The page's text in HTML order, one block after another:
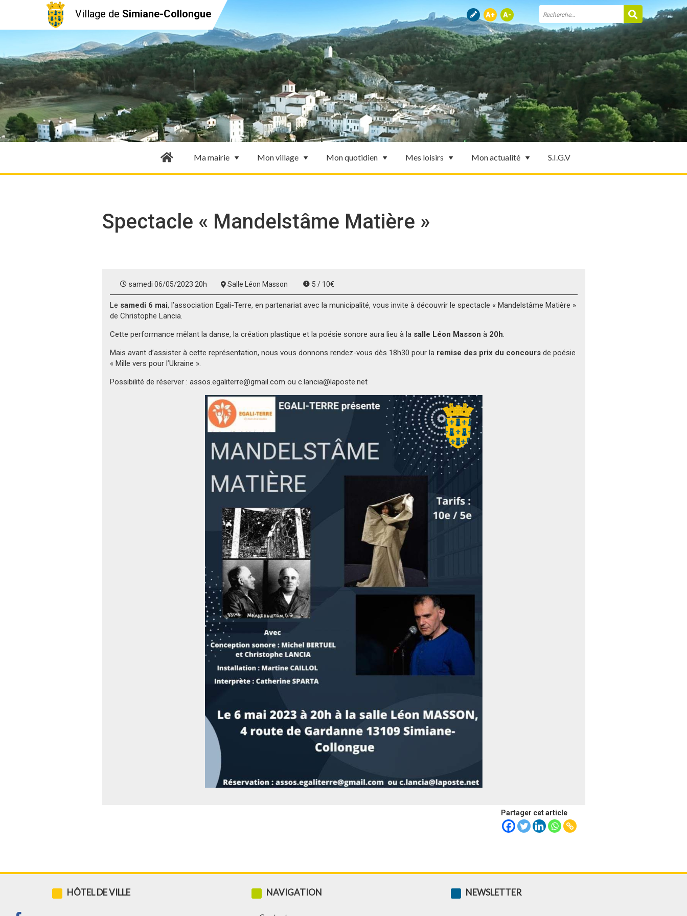
Village de Simiane-Collongue
Ma mairie Mon village Mon quotidien Mes loisirs Mon actualité S.I.G.V
Spectacle « Mandelstâme Matière »
samedi 06/05/2023 20h Salle Léon Masson 5 / 10€
Le samedi 6 mai, l’association Egali-Terre, en partenariat avec la municipalité, vous invite à découvrir le spectacle « Mandelstâme Matière »
de Christophe Lancia.
Cette performance mêlant la danse, la création plastique et la poésie sonore aura lieu à la salle Léon Masson à 20h.
Mais avant d’assister à cette représentation, nous vous donnons rendez-vous dès 18h30 pour la remise des prix du concoursde poésie
« Mille vers pour l’Ukraine ».
Possibilité de réserver : assos.egaliterre@gmail.com ou c.lancia@laposte.net
Partager cet article
HÔTEL DE VILLE NAVIGATION NEWSLETTER